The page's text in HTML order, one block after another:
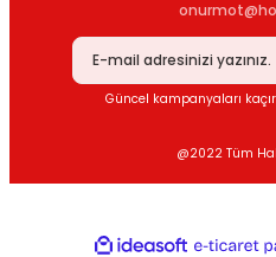
Güncel kampanyaları
@2022 Tüm
ideasoft